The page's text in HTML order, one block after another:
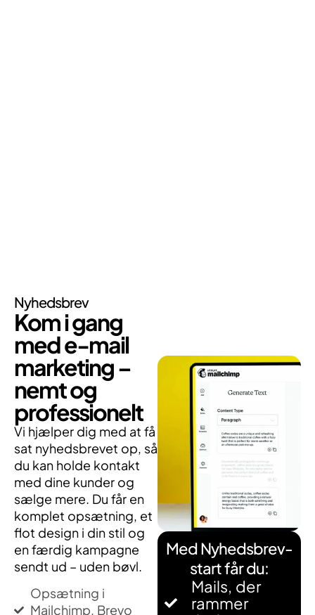
Nyhedsbrev
Kom i gang
med e-mail
marketing –
nemt og
professionelt
Vi hjælper dig med at få
sat nyhedsbrevet op, så
du kan holde kontakt
med dine kunder og
sælge mere. Du får en
komplet opsætning, et
flot design i din stil og
en færdig kampagne
sendt ud – uden bøvl.
Opsætning i
Mailchimp, Brevo
Med Nyhedsbrev-
start får du:
Mails, der
rammer